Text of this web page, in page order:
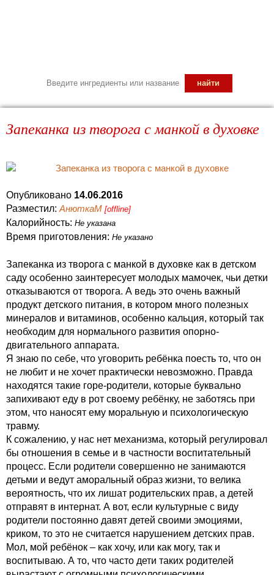
Запеканка из творога с манкой в духовке
Опубликовано 14.06.2016
Разместил: АнюткаM [offline]
Калорийность: Не указана
Время приготовления: Не указано
Запеканка из творога с манкой в духовке как в детском
саду особенно заинтересует молодых мамочек, чьи детки
отказываются от творога. А ведь это очень важный
продукт детского питания, в котором много полезных
минералов и витаминов, особенно кальция, который так
необходим для нормального развития опорно-
двигательного аппарата.
Я знаю по себе, что уговорить ребёнка поесть то, что он
не любит и не хочет практически невозможно. Правда
находятся такие горе-родители, которые буквально
запихивают еду в рот своему ребёнку, не заботясь при
этом, что наносят ему моральную и психологическую
травму.
К сожалению, у нас нет механизма, который регулировал
бы отношения в семье и в частности воспитательный
процесс. Если родители совершенно не занимаются
детьми и ведут аморальный образ жизни, то велика
вероятность, что их лишат родительских прав, а детей
отправят в интернат. А вот, если культурные с виду
родители постоянно давят детей своими эмоциями,
криком, то это не считается нарушением детских прав.
Мол, мой ребёнок – как хочу, или как могу, так и
воспитываю. А то, что часто дети таких родителей